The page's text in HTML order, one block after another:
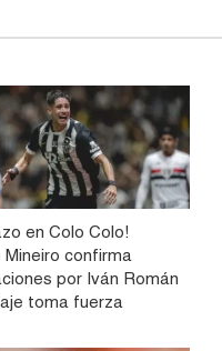
en Colo Colo!
confirma
por Iván Román
toma fuerza